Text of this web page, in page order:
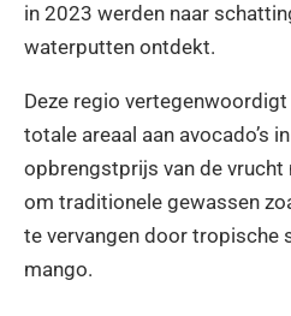
in 2023 werden naar
waterputten ontdekt.
Deze regio
totale areaal aan avocado’s
opbrengstprijs van de
om traditionele gewassen
te vervangen door tropische
mango.